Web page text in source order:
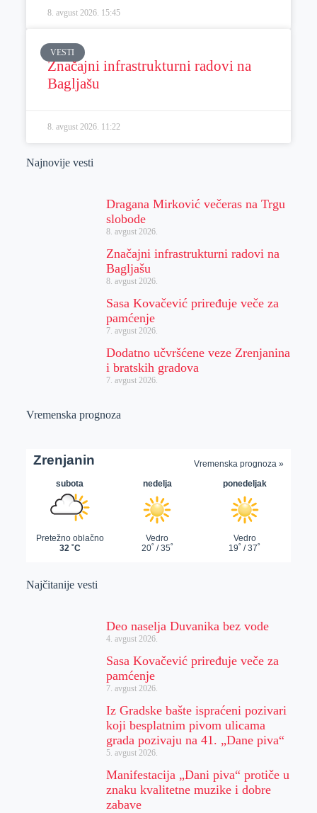
8. avgust 2026. 15:45
VESTI
Značajni infrastrukturni radovi na
Bagljašu
8. avgust 2026. 11:22
Najnovije vesti
Dragana Mirković večeras na Trgu
slobode
8. avgust 2026.
Značajni infrastrukturni radovi na
Bagljašu
8. avgust 2026.
Sasa Kovačević priređuje veče za
pamćenje
7. avgust 2026.
Dodatno učvršćene veze Zrenjanina
i bratskih gradova
7. avgust 2026.
Vremenska prognoza
Najčitanije vesti
Deo naselja Duvanika bez vode
4. avgust 2026.
Sasa Kovačević priređuje veče za
pamćenje
7. avgust 2026.
Iz Gradske bašte ispraćeni pozivari
koji besplatnim pivom ulicama
grada pozivaju na 41. „Dane piva“
5. avgust 2026.
Manifestacija „Dani piva“ protiče u
znaku kvalitetne muzike i dobre
zabave